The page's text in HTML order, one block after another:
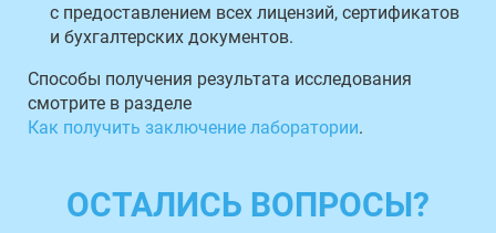
с предоставлением всех лицензий, сертификатов
и бухгалтерских документов.
Способы получения результата исследования
смотрите в разделе
Как получить заключение лаборатории.
ОСТАЛИСЬ ВОПРОСЫ?